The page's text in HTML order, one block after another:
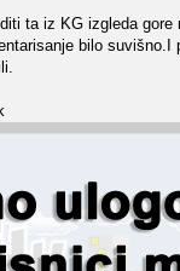
ta iz KG izgleda
bilo suvišno.I